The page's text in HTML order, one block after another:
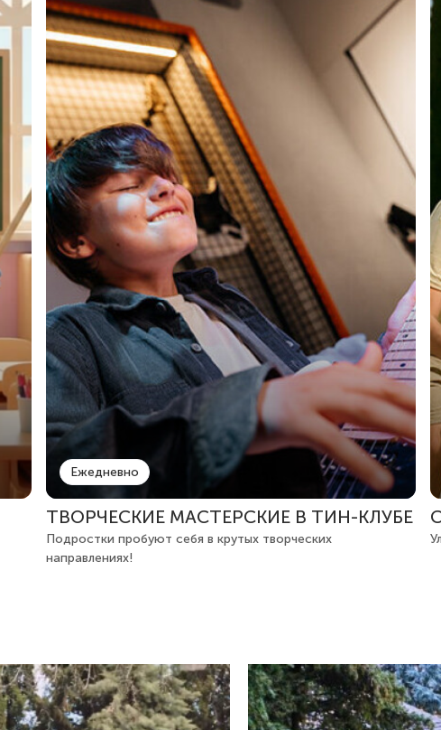
с днем рождения именно ников: это трогает до
слез 🤍
Спасибо! Еще вернемся!
Ежедневно
ТВОРЧЕСКИЕ МАСТЕРСКИЕ В ТИН-КЛУБЕ
Подростки пробуют себя в крутых творческих
направлениях!